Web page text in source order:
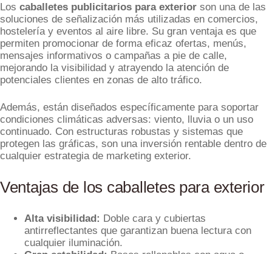
Los caballetes publicitarios para exterior son una de las
soluciones de señalización más utilizadas en comercios,
hostelería y eventos al aire libre. Su gran ventaja es que
permiten promocionar de forma eficaz ofertas, menús,
mensajes informativos o campañas a pie de calle,
mejorando la visibilidad y atrayendo la atención de
potenciales clientes en zonas de alto tráfico.
Además, están diseñados específicamente para soportar
condiciones climáticas adversas: viento, lluvia o un uso
continuado. Con estructuras robustas y sistemas que
protegen las gráficas, son una inversión rentable dentro de
cualquier estrategia de marketing exterior.
Ventajas de los caballetes para exterior
Alta visibilidad: Doble cara y cubiertas
antirreflectantes que garantizan buena lectura con
cualquier iluminación.